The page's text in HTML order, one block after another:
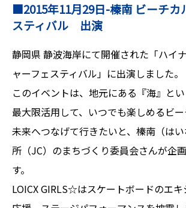
■2015年11月29日-榛南 ビーチカ
スティバル 出演
静岡県 静波海岸にて開催された「ハイ
ャーフェスティバル」に出演しました。
このイベントは、地元にある『海』と
最大限活用して、いつでも楽しめるビ
未来へつなげて行きたいと、榛南（は
所（JC）のまちづくり委員会さんが企
す。
LOICX GIRLS☆はスケートボードのエ